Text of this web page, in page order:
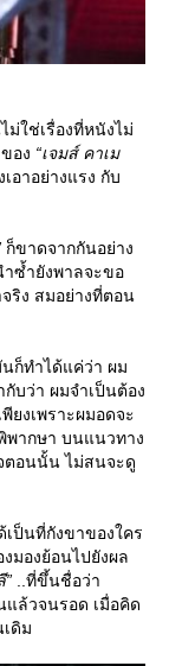
ม่ใช่เรื่องที่หนังไม่
อง “เจมส์ คาเม
อาอย่างแรง กับ
ก็ขาดจากกันอย่าง
ซ้ำยังพาลจะขอ
ริง สมอย่างที่ตอน
ก็ทำได้แค่ว่า ผม
บว่า ผมจำเป็นต้อง
ยงเพราะผมอดจะ
พากษา บนแนวทาง
ตอนนั้น ไม่สนจะดู
ป็นที่กังขาของใคร
มองย้อนไปยังผล
..ที่ขึ้นชื่อว่า
ล้วจนรอด เมื่อคิด
ดิม